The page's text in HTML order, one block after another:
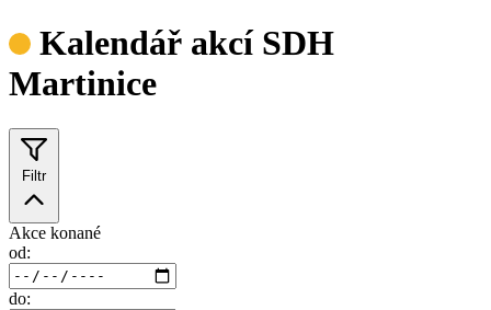
Kalendář akcí SDH
Martinice
Filtr
Akce konané
od:
do: